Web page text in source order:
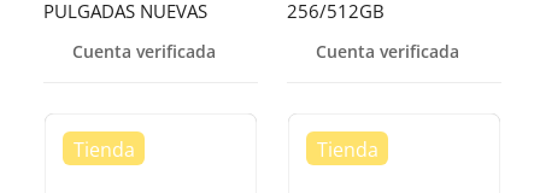
PULGADAS NUEVAS
Cuenta verificada
256/512GB
OFERTA
Cuenta verificada